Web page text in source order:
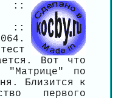
::
::
Вот что
по
Близится к
первого